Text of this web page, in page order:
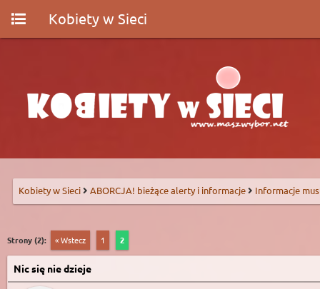
Kobiety w Sieci
Kobiety w Sieci ABORCJA! bieżące alerty i informacje Informacje
Strony (2): « Wstecz 1 2
Nic się nie dzieje